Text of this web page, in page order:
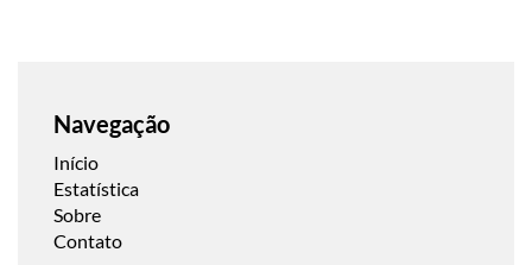
Navegação
Início
Estatística
Sobre
Contato